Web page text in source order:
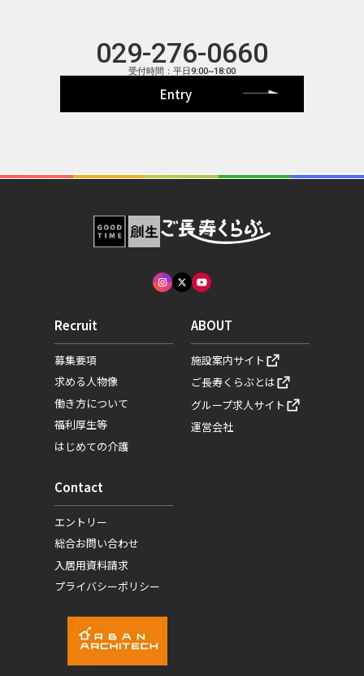
029-276-0660
受付時間：平日9:00~18:00
Entry
Recruit
募集要項
求める人物像
働き方について
福利厚生等
はじめての介護
ABOUT
施設案内サイト
ご長寿くらぶとは
グループ求人サイト
運営会社
Contact
エントリー
総合お問い合わせ
入居用資料請求
プライバシーポリシー